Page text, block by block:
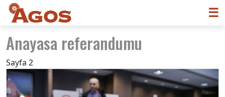
☰
Anayasa referandumu
Sayfa 2